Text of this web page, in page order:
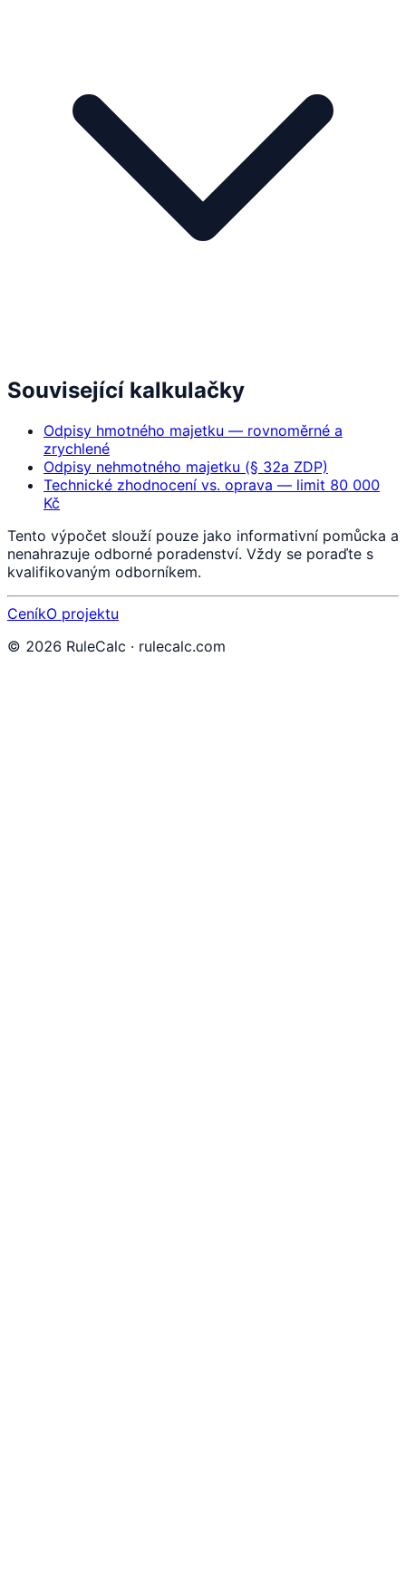
Související kalkulačky
Odpisy hmotného majetku — rovnoměrné a
zrychlené
Odpisy nehmotného majetku (§ 32a ZDP)
Technické zhodnocení vs. oprava — limit 80 000
Kč
Tento výpočet slouží pouze jako informativní pomůcka a
nenahrazuje odborné poradenství. Vždy se poraďte s
kvalifikovaným odborníkem.
CeníkO projektu
© 2026 RuleCalc · rulecalc.com